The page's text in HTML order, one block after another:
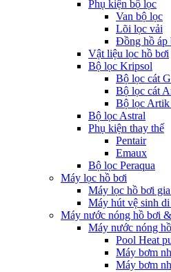
Phụ kiện bộ lọc
Van bộ lọc
Lõi lọc vải
Đồng hồ áp
Vật liệu lọc hồ bơi
Bộ lọc Kripsol
Bộ lọc cát
Bộ lọc cát
Bộ lọc Artik
Bộ lọc Astral
Phụ kiện thay thế
Pentair
Emaux
Bộ lọc Peraqua
Máy lọc hồ bơi
Máy lọc hồ bơi
Máy hút vệ sinh
Máy nước nóng hồ bơi
Máy nước nóng
Pool Heat
Máy bơm
Máy bơm